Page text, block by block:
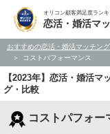
オリコン顧客満足度ラン
恋活・婚活マ
おすすめの恋活・婚活マッチン
コストパフォーマンス
【2023年】恋活・婚活
グ・比較
コストパフォー